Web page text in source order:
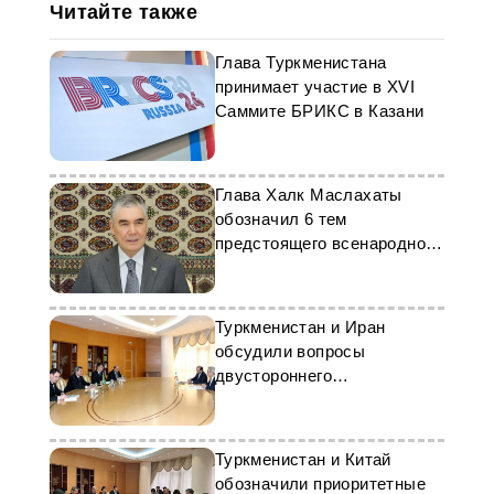
Читайте также
Глава Туркменистана
принимает участие в XVI
Саммите БРИКС в Казани
Глава Халк Маслахаты
обозначил 6 тем
предстоящего всенародного
форума
Туркменистан и Иран
обсудили вопросы
двустороннего
сотрудничества
Туркменистан и Китай
обозначили приоритетные